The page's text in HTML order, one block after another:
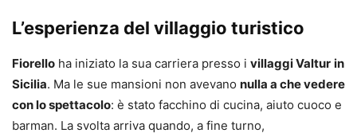
L’esperienza del villaggio turistico
Fiorello ha iniziato la sua carriera presso i villaggi Valtur in
Sicilia. Ma le sue mansioni non avevano nulla a che vedere
con lo spettacolo: è stato facchino di cucina, aiuto cuoco e
barman. La svolta arriva quando, a fine turno,